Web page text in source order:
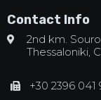
Contact Info
2nd km.
Thessaloniki,
+30 2396 041